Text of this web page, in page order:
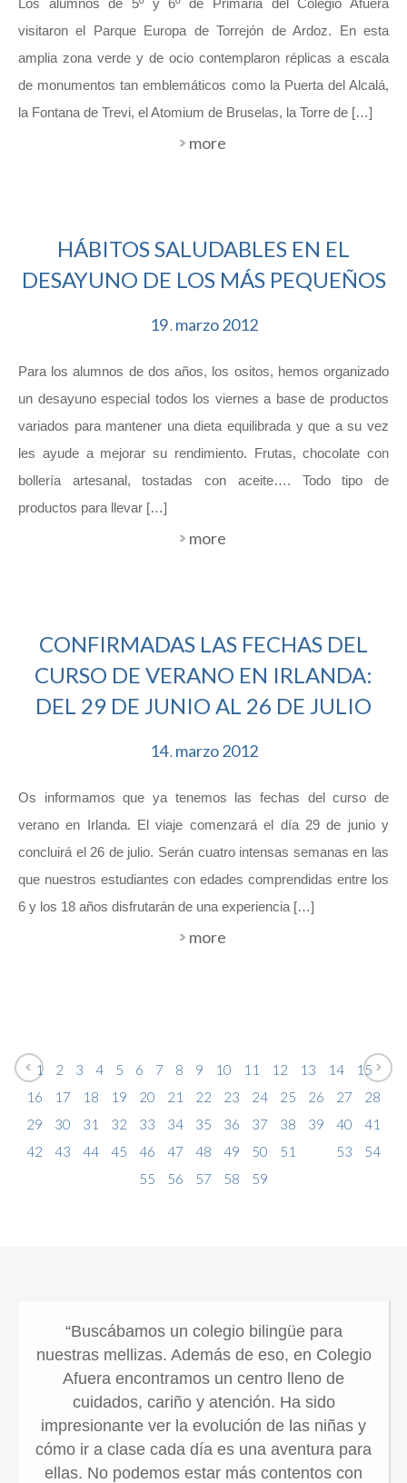
Los alumnos de 5º y 6º de Primaria del Colegio Afuera
visitaron el Parque Europa de Torrejón de Ardoz. En esta
amplia zona verde y de ocio contemplaron réplicas a escala
de monumentos tan emblemáticos como la Puerta del Alcalá,
la Fontana de Trevi, el Atomium de Bruselas, la Torre de […]
more
HÁBITOS SALUDABLES EN EL
DESAYUNO DE LOS MÁS PEQUEÑOS
19. marzo2012
Para los alumnos de dos años, los ositos, hemos organizado
un desayuno especial todos los viernes a base de productos
variados para mantener una dieta equilibrada y que a su vez
les ayude a mejorar su rendimiento. Frutas, chocolate con
bollería artesanal, tostadas con aceite…. Todo tipo de
productos para llevar […]
more
CONFIRMADAS LAS FECHAS DEL
CURSO DE VERANO EN IRLANDA:
DEL 29 DE JUNIO AL 26 DE JULIO
14. marzo2012
Os informamos que ya tenemos las fechas del curso de
verano en Irlanda. El viaje comenzará el día 29 de junio y
concluirá el 26 de julio. Serán cuatro intensas semanas en las
que nuestros estudiantes con edades comprendidas entre los
6 y los 18 años disfrutarán de una experiencia […]
more
1 2 3 4 5 6 7 8 9 10 11 12 13 14
15
16
17 18 19 20 21 22 23 24 25 26 27
28
29
30 31 32 33 34 35 36 37 38 39 40
41
42
43 44 45 46 47 48 49 50 51 53
54
55
56 57 58 59
“Buscábamos un colegio bilingüe para
nuestras mellizas. Además de eso, en Colegio
Afuera encontramos un centro lleno de
cuidados, cariño y atención. Ha sido
impresionante ver la evolución de las niñas y
cómo ir a clase cada día es una aventura para
ellas. No podemos estar más contentos con